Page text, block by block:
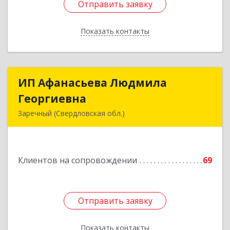
Отправить заявку
Показать контакты
Отправить заявку
Назад
ИП Афанасьева Людмила
Георгиевна
Заречный (Свердловская обл.)
Клиентов на сопровождении 69
Отправить заявку
Показать контакты
ИП Афанасьева Людмила
Подробнее
Отправить заявку
Назад